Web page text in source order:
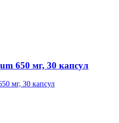
650 мг, 30 капсул